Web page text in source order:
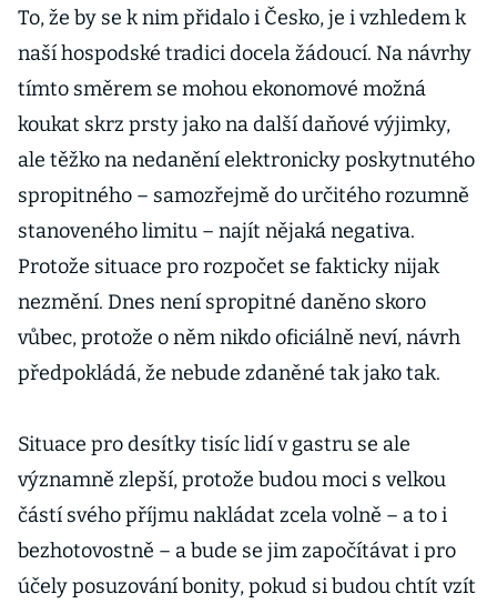
To, že by se k nim přidalo i Česko, je i vzhledem k
naší hospodské tradici docela žádoucí. Na návrhy
tímto směrem se mohou ekonomové možná
koukat skrz prsty jako na další daňové výjimky,
ale těžko na nedanění elektronicky poskytnutého
spropitného – samozřejmě do určitého rozumně
stanoveného limitu – najít nějaká negativa.
Protože situace pro rozpočet se fakticky nijak
nezmění. Dnes není spropitné daněno skoro
vůbec, protože o něm nikdo oficiálně neví, návrh
předpokládá, že nebude zdaněné tak jako tak.
Situace pro desítky tisíc lidí v gastru se ale
významně zlepší, protože budou moci s velkou
částí svého příjmu nakládat zcela volně – a to i
bezhotovostně – a bude se jim započítávat i pro
účely posuzování bonity, pokud si budou chtít vzít